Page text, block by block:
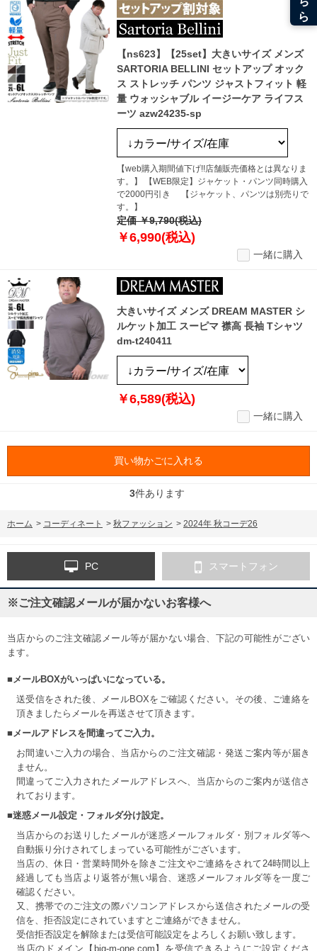
【ns623】【25set】大きいサイズ メンズ
SARTORIA BELLINI セットアップ オック
ス ストレッチ パンツ ジャストフィット 軽
量 ウォッシャブル イージーケア ライフス
ーツ azw24235-sp
【web購入期間値下げ!!店舗販売価格とは異なりま
す。】 【WEB限定】ジャケット・パンツ同時購入
で2000円引き 【ジャケット、パンツは別売りで
す。】
定価 ￥9,790(税込)
￥6,990(税込)
一緒に購入
大きいサイズ メンズ DREAM MASTER シ
ルケット加工 スーピマ 襟高 長袖 Tシャツ
dm-t240411
￥6,589(税込)
一緒に購入
買い物かごに入れる
3件あります
ホーム > コーディネート > 秋ファッション > 2024年 秋コーデ26
PC スマートフォン
※ご注文確認メールが届かないお客様へ
当店からのご注文確認メール等が届かない場合、下記の可能性がござい
ます。
■メールBOXがいっぱいになっている。
送受信をされた後、メールBOXをご確認ください。その後、ご連絡を
頂きましたらメールを再送させて頂きます。
■メールアドレスを間違ってご入力。
お間違いご入力の場合、当店からのご注文確認・発送ご案内等が届き
ません。
間違ってご入力されたメールアドレスへ、当店からのご案内が送信さ
れております。
■迷惑メール設定・フォルダ分け設定。
当店からのお送りしたメールが迷惑メールフォルダ・別フォルダ等へ
自動振り分けされてしまっている可能性がございます。
当店の、休日・営業時間外を除きご注文やご連絡をされて24時間以上
経過しても当店より返答が無い場合、迷惑メールフォルダ等を一度ご
確認ください。
又、携帯でのご注文の際パソコンアドレスから送信されたメールの受
信を、拒否設定にされていますとご連絡ができません。
受信拒否設定を解除または受信可能設定をよろしくお願い致します。
当店のドメイン【big-m-one.com】を受信できるようにご設定くださ